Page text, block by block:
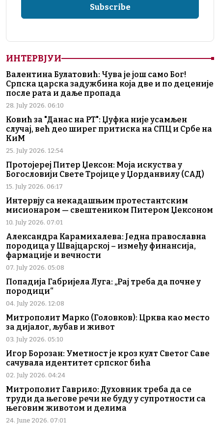
ИНТЕРВЈУИ
Валентина Булатовић: Чува је још само Бог!
Српска царска задужбина која две и по деценије
после рата и даље пропада
28. July 2026. 06:10
Ковић за "Данас на РТ": Џуфка није усамљен
случај, већ део ширег притиска на СПЦ и Србе на
КиМ
25. July 2026. 12:54
Протојереј Питер Џексон: Моја искуства у
Богословији Свете Тројице у Џорданвилу (САД)
15. July 2026. 06:17
Интервју са некадашњим протестантским
мисионаром — свештеником Питером Џексоном
10. July 2026. 07:01
Александра Карамихалева: Једна православна
породица у Швајцарској – између финансија,
фармације и вечности
07. July 2026. 05:08
Попадија Габријела Луга: „Рај треба да почне у
породици“
04. July 2026. 12:08
Митрополит Марко (Головков): Црква као место
за дијалог, љубав и живот
03. July 2026. 05:10
Игор Борозан: Уметност је кроз култ Светог Саве
сачувала идентитет српског бића
02. July 2026. 04:24
Митрополит Гаврило: Духовник треба да се
труди да његове речи не буду у супротности са
његовим животом и делима
24. June 2026. 07:01